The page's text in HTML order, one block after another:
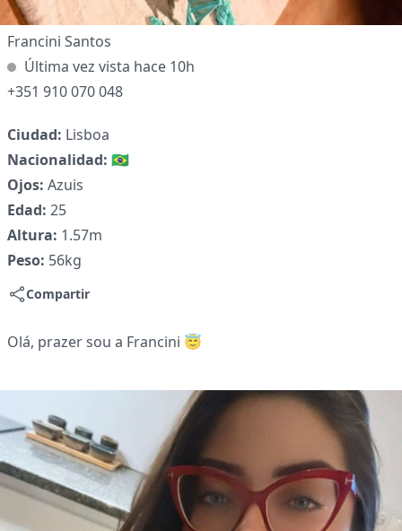
Francini Santos
Última vez vista hace 10h
+351 910 070 048
Ciudad: Lisboa
Nacionalidad: 🇧🇷
Ojos: Azuis
Edad: 25
Altura: 1.57m
Peso: 56kg
Compartir
Olá, prazer sou a Francini 😇